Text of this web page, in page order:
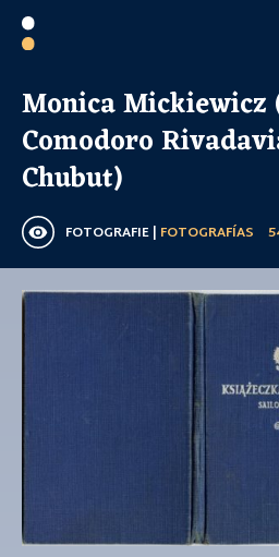
FOTOGRAFIE | FOTOGRAFÍAS
Monica Mickiewicz
Comodoro
Chubut)